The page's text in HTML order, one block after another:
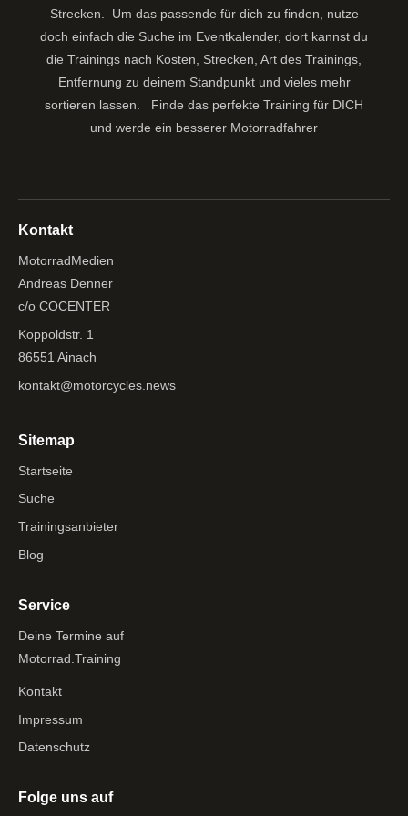
Strecken. Um das passende für dich zu finden, nutze
doch einfach die Suche im Eventkalender, dort kannst du
die Trainings nach Kosten, Strecken, Art des Trainings,
Entfernung zu deinem Standpunkt und vieles mehr
sortieren lassen. Finde das perfekte Training für DICH
und werde ein besserer Motorradfahrer
Kontakt
MotorradMedien
Andreas Denner
c/o COCENTER
Koppoldstr. 1
86551 Ainach
kontakt@motorcycles.news
Sitemap
Startseite
Suche
Trainingsanbieter
Blog
Service
Deine Termine auf
Motorrad.Training
Kontakt
Impressum
Datenschutz
Folge uns auf